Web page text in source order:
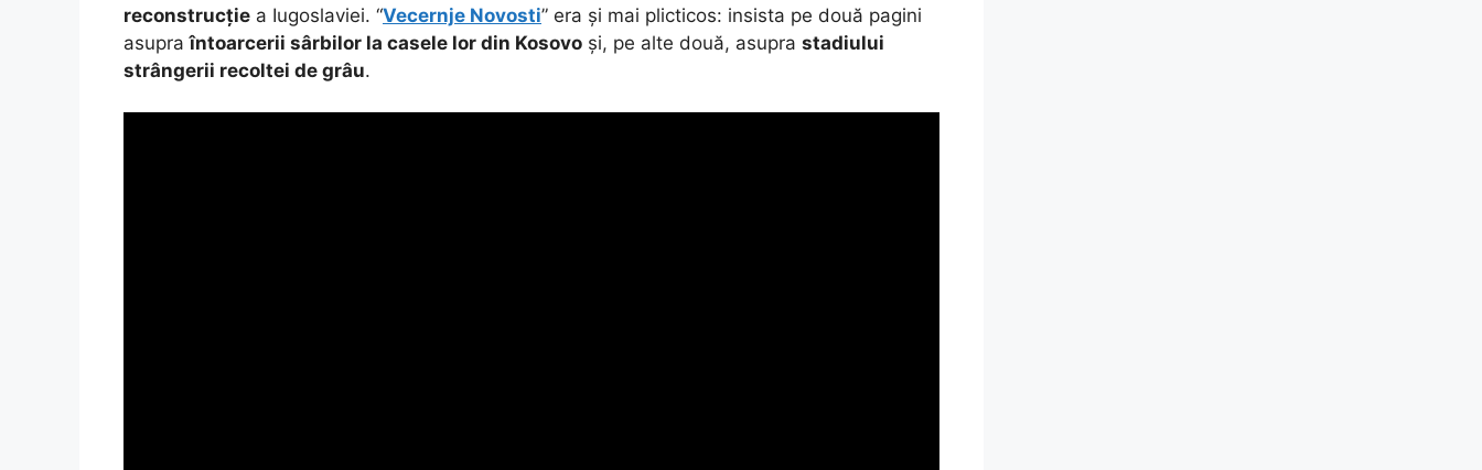
reconstrucție a Iugoslaviei. “Vecernje Novosti” era și mai plicticos: insista pe două pagini
asupraîntoarcerii sârbilor la casele lor din Kosovo și, pe alte două, asupra stadiului
strângerii recoltei de grâu.